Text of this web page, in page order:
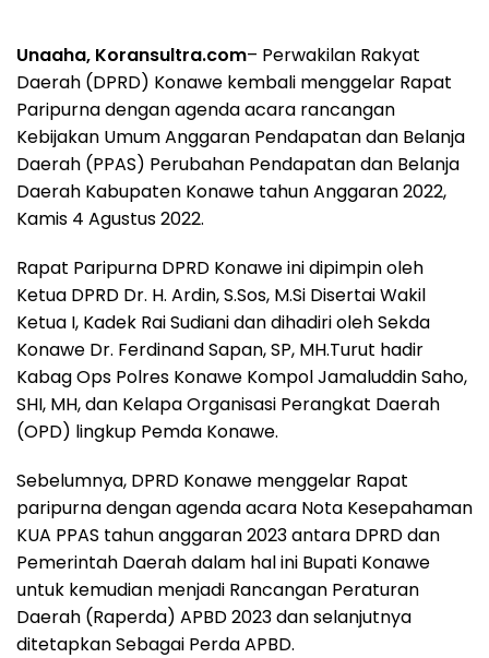
Unaaha, Koransultra.com– Perwakilan Rakyat
Daerah (DPRD) Konawe kembali menggelar Rapat
Paripurna dengan agenda acara rancangan
Kebijakan Umum Anggaran Pendapatan dan Belanja
Daerah (PPAS) Perubahan Pendapatan dan Belanja
Daerah Kabupaten Konawe tahun Anggaran 2022,
Kamis 4 Agustus 2022.
Rapat Paripurna DPRD Konawe ini dipimpin oleh
Ketua DPRD Dr. H. Ardin, S.Sos, M.Si Disertai Wakil
Ketua I, Kadek Rai Sudiani dan dihadiri oleh Sekda
Konawe Dr. Ferdinand Sapan, SP, MH.Turut hadir
Kabag Ops Polres Konawe Kompol Jamaluddin Saho,
SHI, MH, dan Kelapa Organisasi Perangkat Daerah
(OPD) lingkup Pemda Konawe.
Sebelumnya, DPRD Konawe menggelar Rapat
paripurna dengan agenda acara Nota Kesepahaman
KUA PPAS tahun anggaran 2023 antara DPRD dan
Pemerintah Daerah dalam hal ini Bupati Konawe
untuk kemudian menjadi Rancangan Peraturan
Daerah (Raperda) APBD 2023 dan selanjutnya
ditetapkan Sebagai Perda APBD.